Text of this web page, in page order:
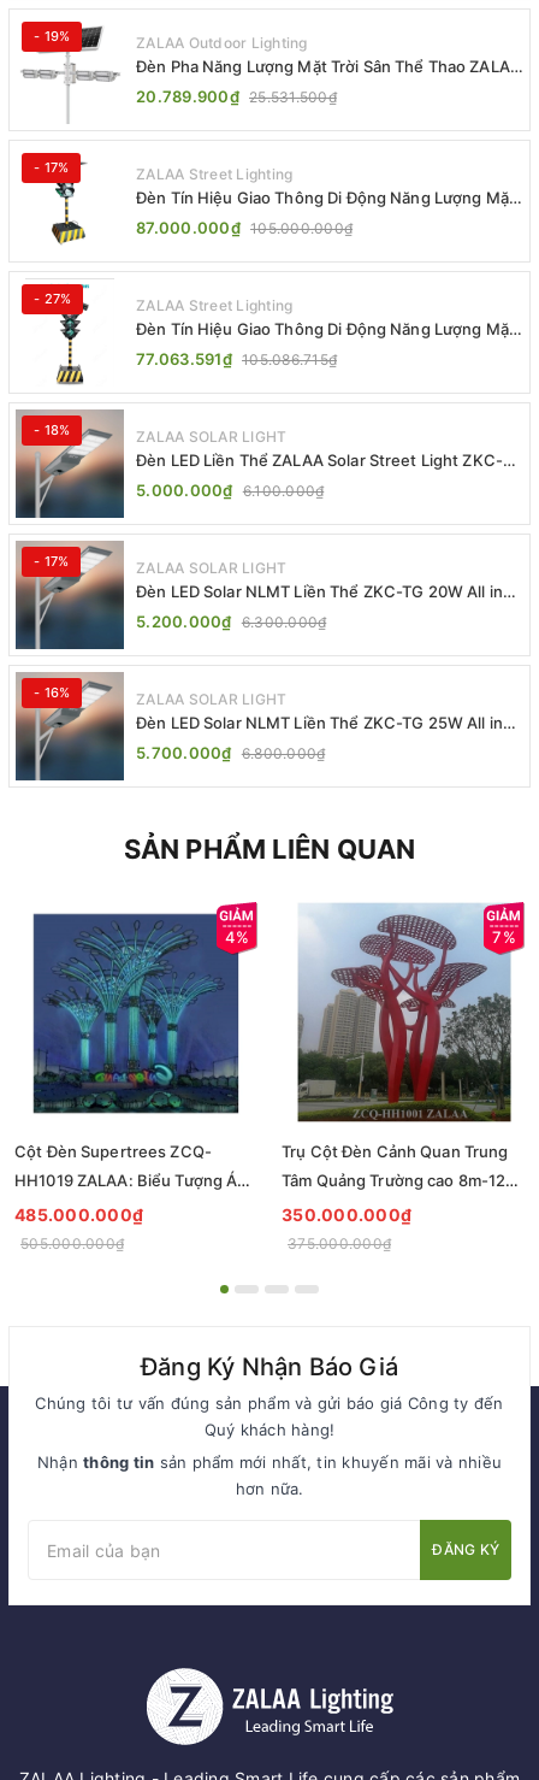
- 19% ZALAA Outdoor Lighting
Đèn Pha Năng Lượng Mặt Trời Sân Thể Thao ZALAA
Jsc Chống Nước IP65 Cao Cấp
20.789.900₫ 25.531.500₫
- 17% ZALAA Street Lighting
Đèn Tín Hiệu Giao Thông Di Động Năng Lượng Mặt
Trời ZALAA ZL-300A-D
87.000.000₫ 105.000.000₫
- 27% ZALAA Street Lighting
Đèn Tín Hiệu Giao Thông Di Động Năng Lượng Mặt
Trời ZALAA ZL-409300C
77.063.591₫ 105.086.715₫
- 18% ZALAA SOLAR LIGHT
Đèn LED Liền Thể ZALAA Solar Street Light ZKC-
TG 20W 25W 30W All In One
5.000.000₫ 6.100.000₫
- 17% ZALAA SOLAR LIGHT
Đèn LED Solar NLMT Liền Thể ZKC-TG 20W All in
One | ZALAA Street Light
5.200.000₫ 6.300.000₫
- 16% ZALAA SOLAR LIGHT
Đèn LED Solar NLMT Liền Thể ZKC-TG 25W All in
One | ZALAA Street Light
5.700.000₫ 6.800.000₫
SẢN PHẨM LIÊN QUAN
4%
Cột Đèn Supertrees ZCQ-
HH1019 ZALAA: Biểu Tượng Ánh
Sáng Cho Đại Đô Thị
485.000.000₫
505.000.000₫
7%
Trụ Cột Đèn Cảnh Quan Trung
Tâm Quảng Trường cao 8m-12m
ZCQ-HH1001 ZALAA Fortune
Tree Series
350.000.000₫
375.000.000₫
Đăng Ký Nhận Báo Giá
Chúng tôi tư vấn đúng sản phẩm và gửi báo giá Công ty đến
Quý khách hàng!
Nhậnthông tin sản phẩm mới nhất, tin khuyến mãi và nhiều
hơn nữa.
ĐĂNG KÝ